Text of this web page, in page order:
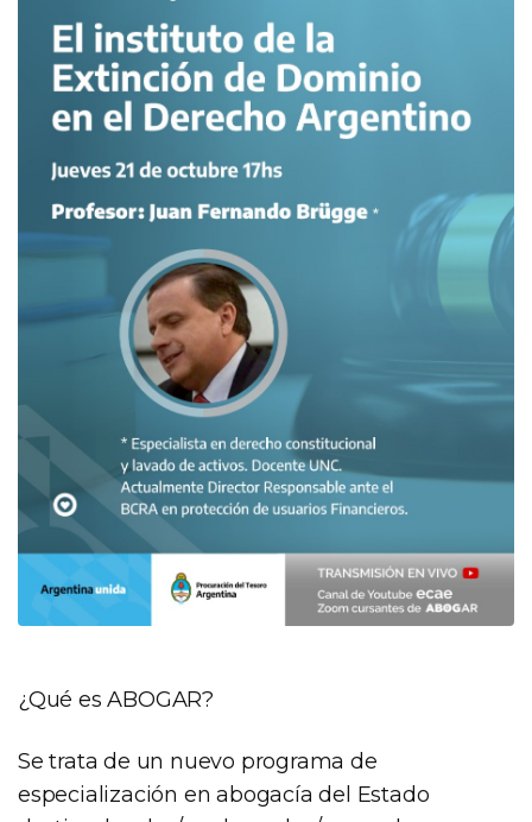
¿Qué es ABOGAR?
Se trata de un nuevo programa de
especialización en abogacía del Estado